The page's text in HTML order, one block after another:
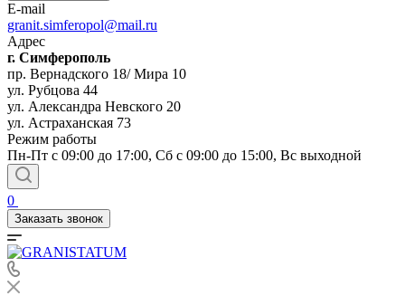
E-mail
granit.simferopol@mail.ru
Адрес
г. Симферополь
пр. Вернадского 18/ Мира 10
ул. Рубцова 44
ул. Александра Невского 20
ул. Астраханская 73
Режим работы
Пн-Пт с 09:00 до 17:00, Сб с 09:00 до 15:00, Вс выходной
0
Заказать звонок